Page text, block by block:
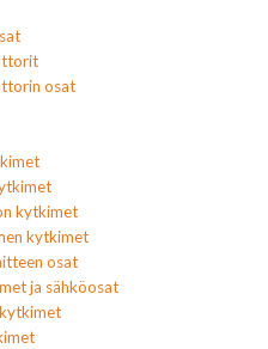
osat
kytkimet
kytkimet
osat
ja sähköosat